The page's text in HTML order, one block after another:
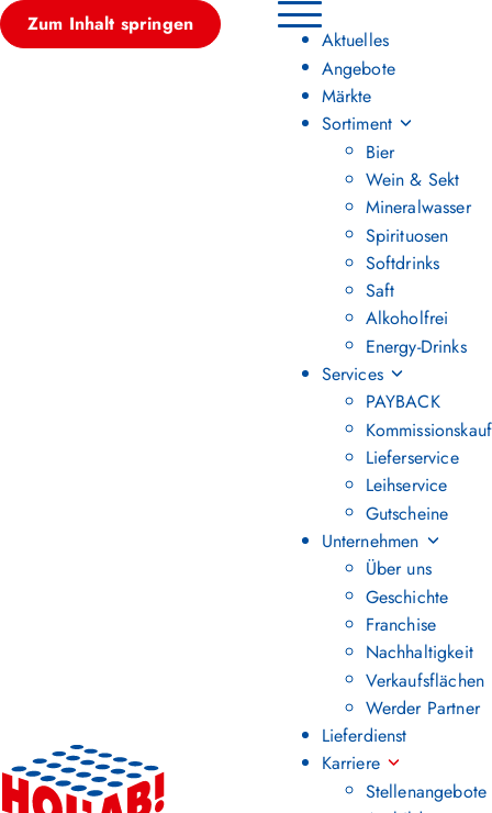
Zum Inhalt springen
Hauptmenü umschalten
Aktuelles
Angebote
Märkte
Sortiment
Bier
Wein & Sekt
Mineralwasser
Spirituosen
Softdrinks
Saft
Alkoholfrei
Energy-Drinks
Services
PAYBACK
Kommissionskauf
Lieferservice
Leihservice
Gutscheine
Unternehmen
Über uns
Geschichte
Franchise
Nachhaltigkeit
Verkaufsflächen
Werder Partner
Lieferdienst
Karriere
Stellenangebote